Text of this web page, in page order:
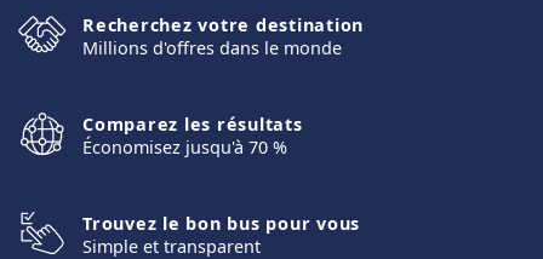
Recherchez votre destination
Millions d'offres dans le monde
Comparez les résultats
Économisez jusqu'à 70 %
Trouvez le bon bus pour vous
Simple et transparent